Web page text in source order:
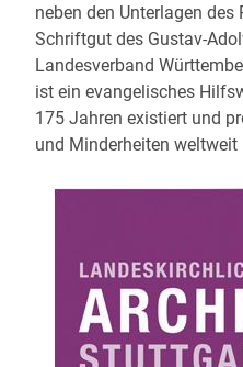
neben den Unterlagen
Schriftgut des Gustav-
Landesverband
ist ein evangelisches
175 Jahren existiert und
und Minderheiten weltweit